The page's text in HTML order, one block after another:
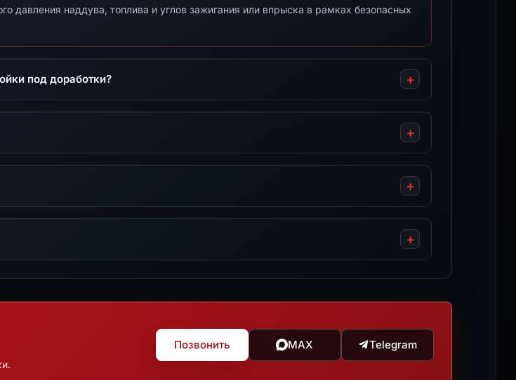
давления наддува, топлива и углов зажигания или впрыска в рамках безопасных
под доработки?
Позвонить MAX Telegram